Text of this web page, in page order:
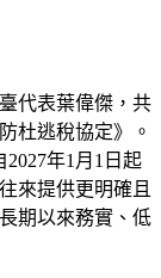
代表葉偉傑，共
杜逃稅協定》。
年1月1日起
來提供更明確且
期以來務實、低